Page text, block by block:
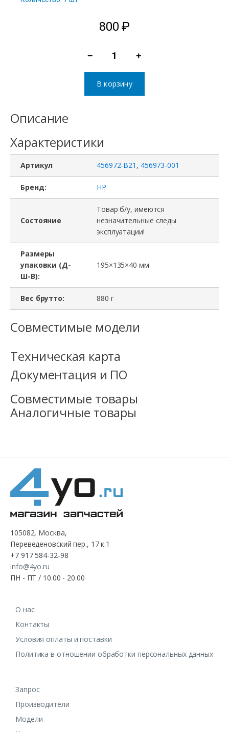
800₽
−
P002655-
01F,
P001819-
01H,
456973-
456972-
HP
PLE1205,
Tape
+
В корзину
Описание
Характеристики
Артикул 456972-B21 , 456973-001
Бренд: HP
Состояние
Товар б/у, имеются
незначительные следы
эксплуатации!
Размеры
упаковки (Д-
Ш-В):
195×135×40 мм
Вес брутто: 880 г
Совместимые модели
Техническая карта
Документация и ПО
Совместимые товары
Аналогичные товары
105082, Москва,
Переведеновский пер., 17 к.1
+7 917 584-32-98
info@4yo.ru
ПН - ПТ / 10.00 - 20.00
О нас
Контакты
Условия оплаты и поставки
Политика в отношении обработки персональных данных
Запрос
Производители
Модели